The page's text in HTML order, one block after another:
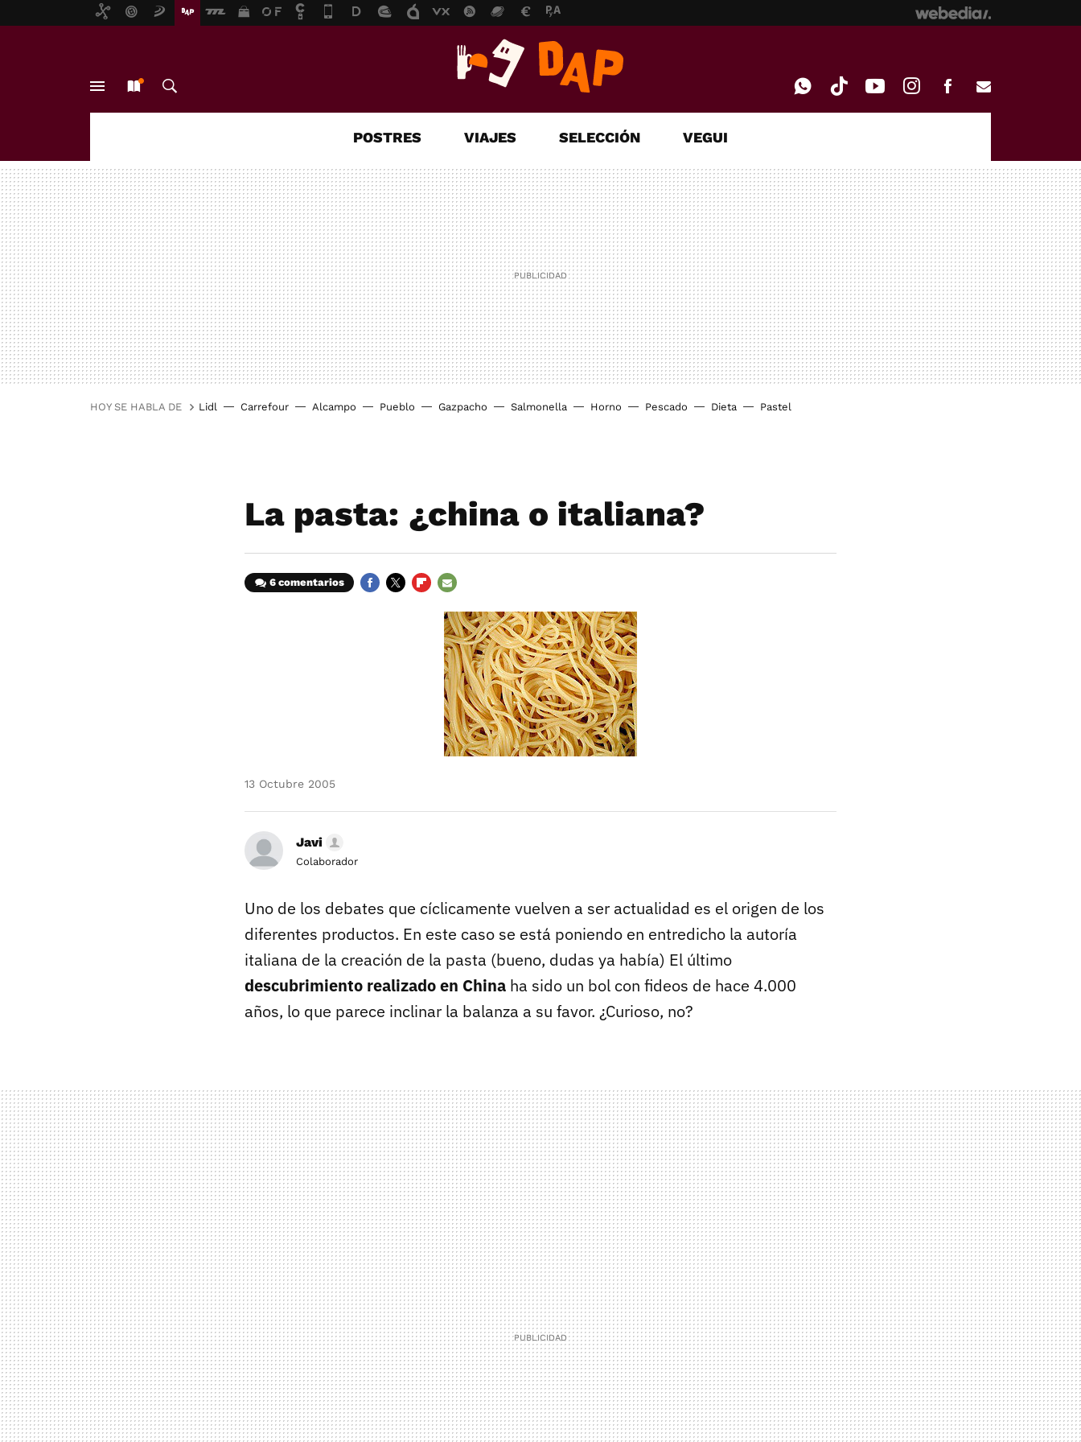
MENÚ
MAIL
POSTRES VIAJES SELECCIÓN VEGUI
HOY SE HABLA DE Lidl Carrefour Alcampo Pueblo Gazpacho Salmonella Horno Pescado Dieta Pastel
La pasta: ¿china o italiana?
6 comentarios
MAIL
13 Octubre 2005
Javi
Colaborador
Uno de los debates que cíclicamente vuelven a ser actualidad es el origen de los
diferentes productos. En este caso se está poniendo en entredicho la autoría
italiana de la creación de la pasta (bueno, dudas ya había) El último
descubrimiento realizado en China ha sido un bol con fideos de hace 4.000
años, lo que parece inclinar la balanza a su favor. ¿Curioso, no?